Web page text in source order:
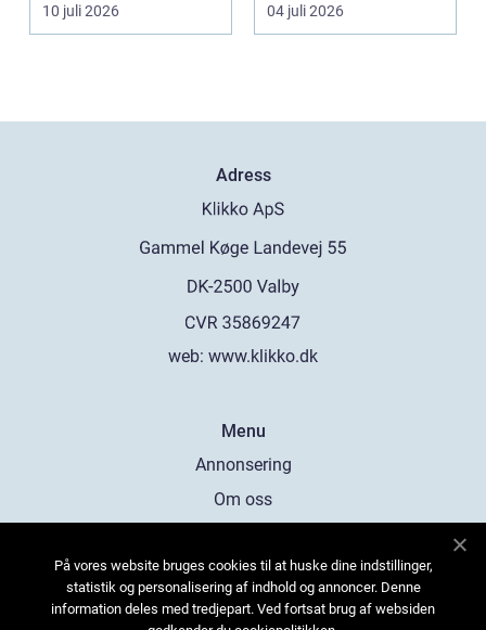
10 juli 2026 04 juli 2026
Adress
web: www.klikko.dk
Menu
Annonsering
Om oss
Kontakta oss
Sitemap
På vores website bruges cookies til at huske dine indstillinger,
statistik og personalisering af indhold og annoncer. Denne
information deles med tredjepart. Ved fortsat brug af websiden